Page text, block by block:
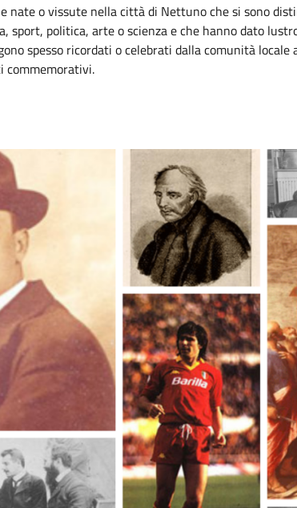
nate o vissute nella città di Nettuno che si sono
sport, politica, arte o scienza e che hanno dato
spesso ricordati o celebrati dalla comunità
commemorativi.